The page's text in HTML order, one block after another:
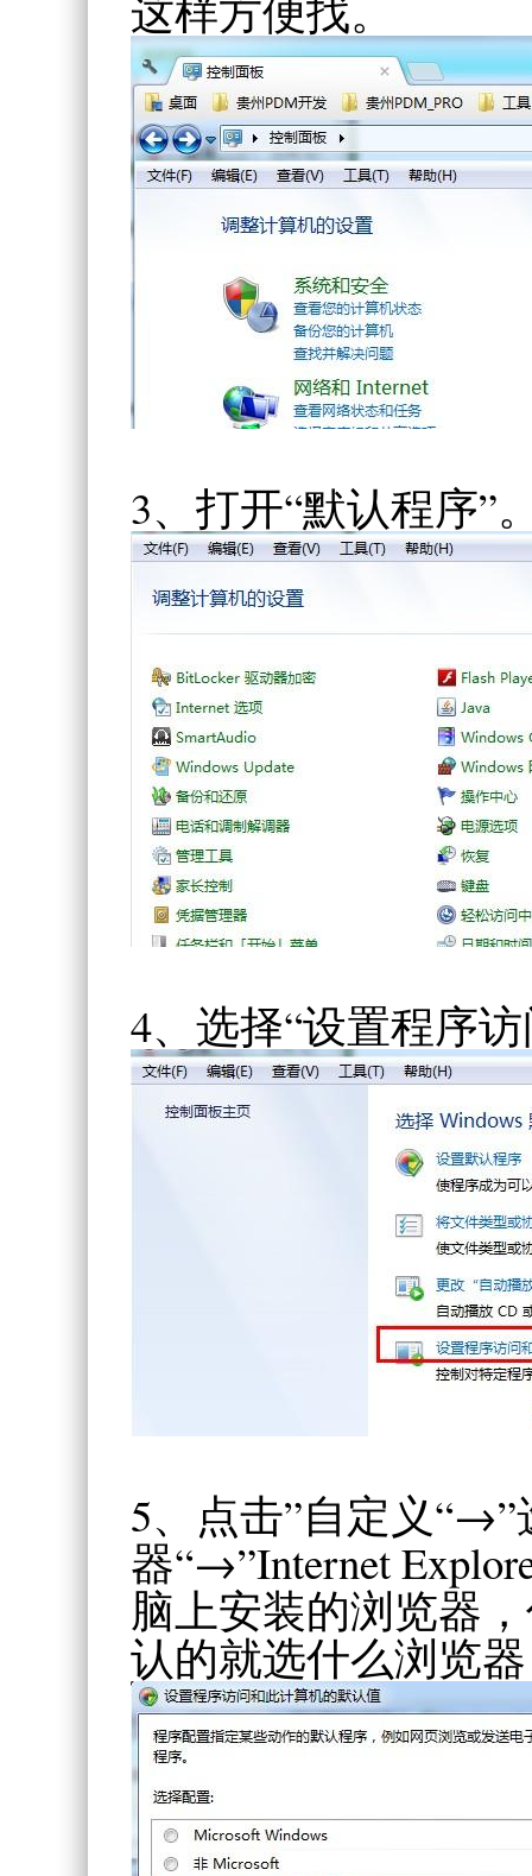
这样方便找。
3、打开“默认程序”
4、选择“设置程序
5、点击”自定义
器“→”Internet
脑上安装的浏览器
认的就选什么浏览